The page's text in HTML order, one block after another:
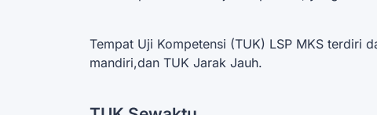
Tempat Uji Kompetensi (TUK) LSP MKS terdiri
mandiri,dan TUK Jarak Jauh.